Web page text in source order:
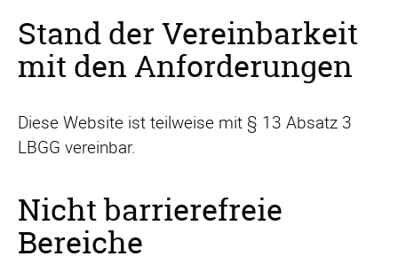
Stand der Vereinbarkeit
mit den Anforderungen
Diese Website ist teilweise mit § 13 Absatz 3
LBGG vereinbar.
Nicht barrierefreie
Bereiche